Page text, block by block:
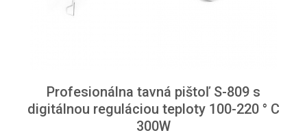
Profesionálna tavná pištoľ S-809 s
digitálnou reguláciou teploty 100-220 ° C
300W